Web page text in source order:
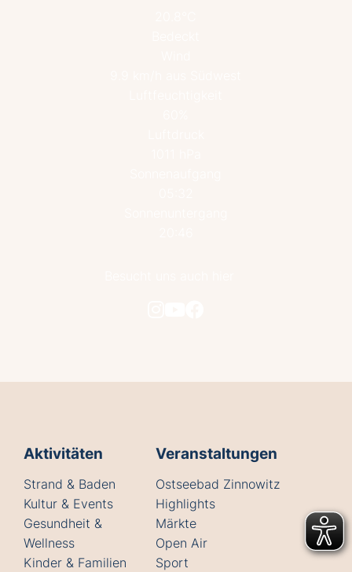
Aktivitäten
Strand & Baden
Kultur & Events
Gesundheit &
Wellness
Kinder & Familien
Veranstaltungen
Ostseebad Zinnowitz
Highlights
Märkte
Open Air
Sport